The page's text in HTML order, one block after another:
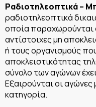
Ραδιοτηλεοπτικά –
ραδιοτηλεοπτικά
οποία παραχωρούνται
αντίστοιχες μη
ή τους οργανισμούς
αποκλειστικότητας
σύνολο των αγώνων
Εξαιρούνται οι
κατηγορία.